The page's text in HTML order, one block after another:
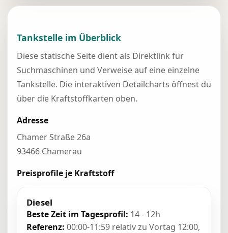
Tankstelle im Überblick
Diese statische Seite dient als Direktlink für
Suchmaschinen und Verweise auf eine einzelne
Tankstelle. Die interaktiven Detailcharts öffnest du
über die Kraftstoffkarten oben.
Adresse
Chamer Straße 26a
93466 Chamerau
Preisprofile je Kraftstoff
Diesel
Beste Zeit im Tagesprofil: 14 - 12h
Referenz: 00:00-11:59 relativ zu Vortag 12:00,